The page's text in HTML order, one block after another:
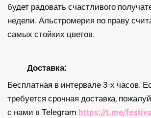
будет радовать счастливого
недели. Альстромерия по праву
самых стойких цветов.
Доставка:
Бесплатная в интервале 3-х часов.
требуется срочная доставка,
с нами в Telegram https://t.me/